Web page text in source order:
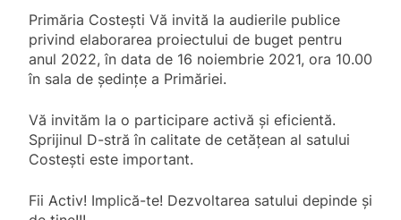
Primăria Costești Vă invită la audierile publice
privind elaborarea proiectului de buget pentru
anul 2022, în data de 16 noiembrie 2021, ora 10.00
în sala de ședințe a Primăriei.
Vă invităm la o participare activă și eficientă.
Sprijinul D-stră în calitate de cetățean al satului
Costești este important.
Fii Activ! Implică-te! Dezvoltarea satului depinde și